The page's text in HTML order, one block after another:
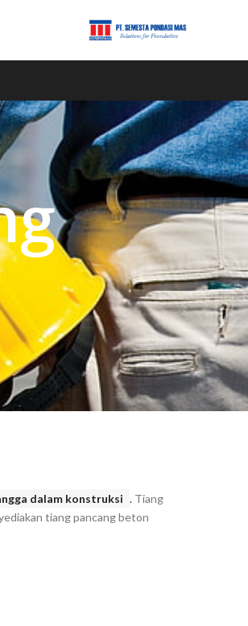
dalam konstruksi . Tiang
tiang pancang beton